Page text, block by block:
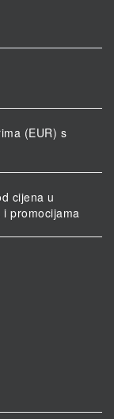
(EUR) s
cijena u
promocijama